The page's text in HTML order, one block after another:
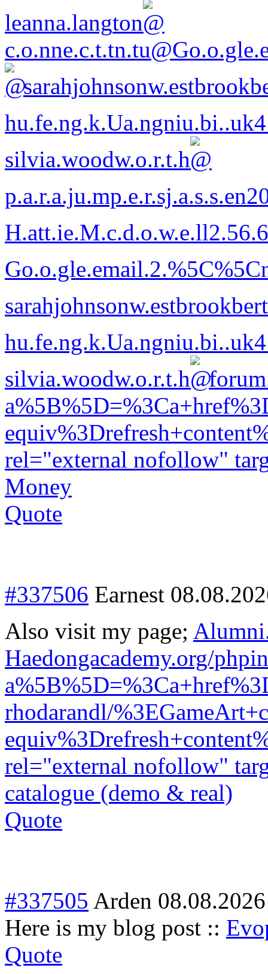
leanna.langton
c.o.nne.c.t.tn.tu
sarahjohnsonw.estb
silvia.woodw.o.r.t.h
Go.o.gle.email.2.%5C%
sarahjohnsonw.estb
silvia.woodw.o.r.t.h
rel="external nofollow"
Money
Quote
#337506 Earnest
Also visit my page;
Haedongacademy.org/
rhodarandl/
rel="external nofollow"
catalogue (demo & real)
Quote
#337505 Arden
Here is my blog post ::
Quote